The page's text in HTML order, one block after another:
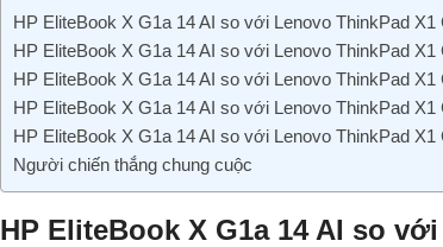
HP EliteBook X G1a 14 AI so với Lenovo ThinkPad
HP EliteBook X G1a 14 AI so với Lenovo ThinkPad X1
HP EliteBook X G1a 14 AI so với Lenovo ThinkPad
HP EliteBook X G1a 14 AI so với Lenovo ThinkPad
HP EliteBook X G1a 14 AI so với Lenovo ThinkPad
Người chiến thắng chung cuộc
HP EliteBook X G1a 14 AI so